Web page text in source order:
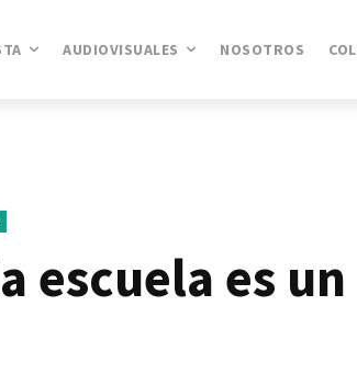
AUDIOVISUALES NOSOTROS
escuela es un